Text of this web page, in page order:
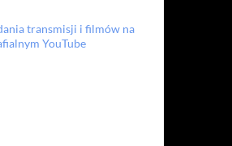
transmisji i filmów na
YouTube